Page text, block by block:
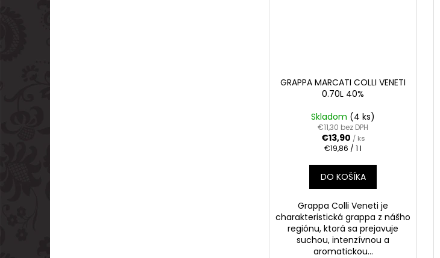
GRAPPA MARCATI COLLI VENETI
0.70L 40%
Skladom (4 ks)
€11,30 bez DPH
€13,90 / ks
Jednotková
€19,86 / 1 l
DO KOŠÍKA
Grappa Colli Veneti je
charakteristická grappa z nášho
regiónu, ktorá sa prejavuje
suchou, intenzívnou a
aromatickou...